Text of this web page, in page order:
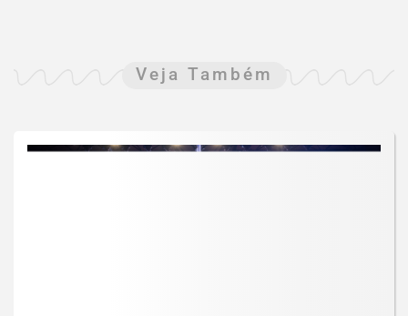
Veja Também